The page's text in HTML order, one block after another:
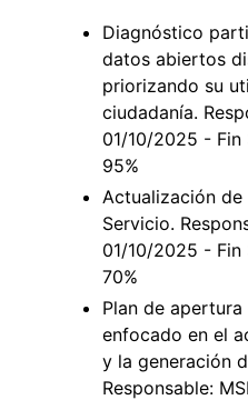
Diagnóstico
datos abiertos
priorizando su
ciudadanía.
01/10/2025 -
95%
Actualización
Servicio.
01/10/2025 -
70%
Plan de
enfocado en el
y la generación
Responsable: